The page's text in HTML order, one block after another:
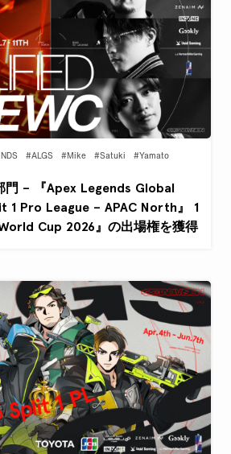
#ALGS #Mike #Satuki
#Yamato
門 – 『Apex Legends Global
1 Pro League – APAC North』 1
Cup 2026』の出場権を獲得